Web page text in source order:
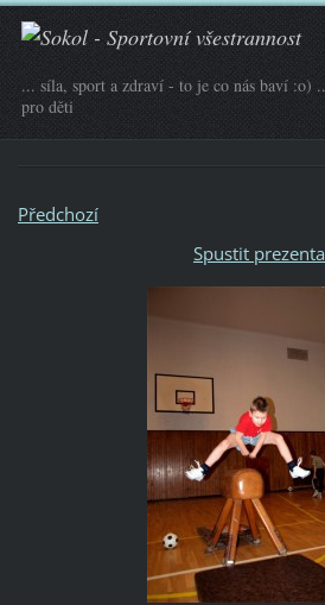
... síla, sport a zdraví - to je co nás baví :o)
pro děti
Předchozí
Spustit